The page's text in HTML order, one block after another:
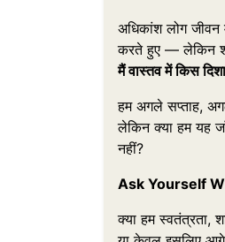
अधिकांश लोग
करते हुए — लेकिन
मैं वास्तव में किस
हम अगले सप्ताह,
लेकिन क्या हम यह
नहीं?
Ask Yourself
क्या हम